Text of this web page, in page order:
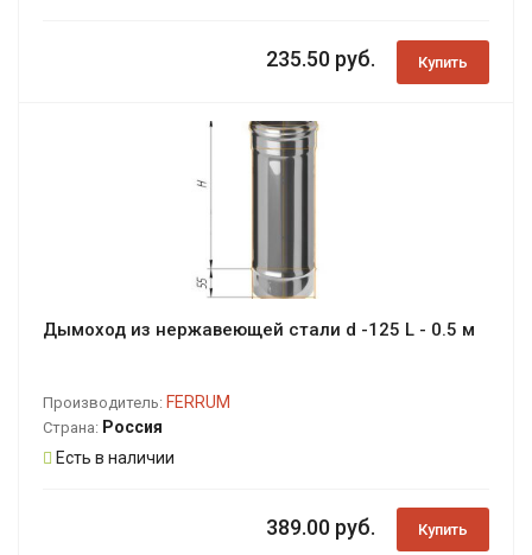
235.50 руб. Купить
Дымоход из нержавеющей стали d -125 L - 0.5 м
Производитель: FERRUM
Страна: Россия
Есть в наличии
389.00 руб. Купить